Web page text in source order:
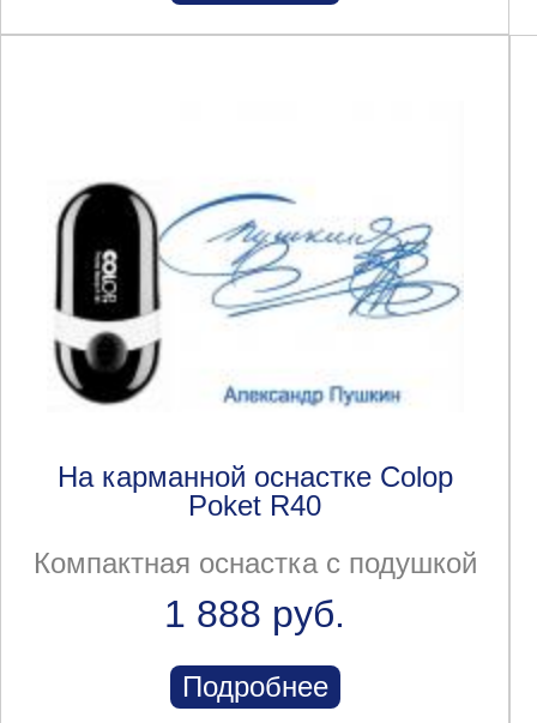
На карманной оснастке Colop
Poket R40
Компактная оснастка с подушкой
1 888 руб.
Подробнее